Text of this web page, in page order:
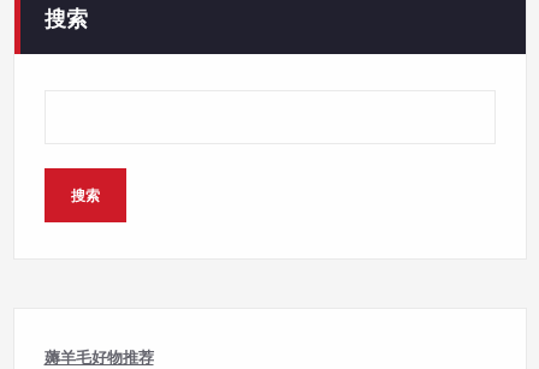
搜索
搜索
薅羊毛好物推荐